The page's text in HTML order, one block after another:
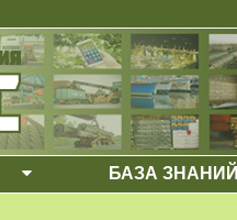
ВЫПАДАЮЩЕЕ МЕНЮ
БАЗА ЗНАНИЙ